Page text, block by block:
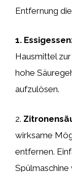
Entfernung
1.
Hausmittel
hohe
aufzulösen.
2.
wirksame
entfernen.